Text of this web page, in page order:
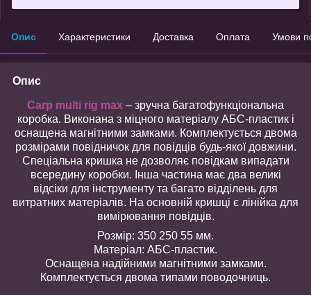
Опис Характеристики Доставка Оплата Умови
Опис
Carp multi rig max – зручна багатофункціональна
коробка. Виконана з міцного матеріалу АБС-пластик і
оснащена магнітними замками. Комплектується двома
розмірами повідничок для повідців будь-якої довжини.
Спеціальна кришка не дозволяє повідкам випадати
всередину коробки. Інша частина має два великі
відсіки для інструменту та багато відділень для
витратних матеріалів. На основній кришці є лінійка для
вимірювання повідців.
Розмір: 350 250 55 мм.
Матеріал: АБС-пластик.
Оснащена надійними магнітними замками.
Комплектується двома типами поводочниць.